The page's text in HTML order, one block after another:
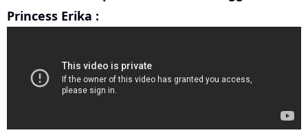
Princess Erika :